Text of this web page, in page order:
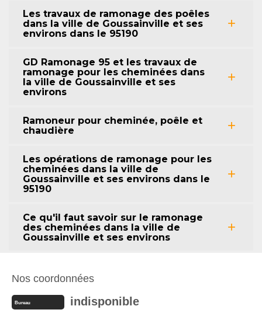
Les travaux de ramonage des poêles
dans la ville de Goussainville et ses
environs dans le 95190
GD Ramonage 95 et les travaux de
ramonage pour les cheminées dans
la ville de Goussainville et ses
environs
Ramoneur pour cheminée, poêle et
chaudière
Les opérations de ramonage pour les
cheminées dans la ville de
Goussainville et ses environs dans le
95190
Ce qu'il faut savoir sur le ramonage
des cheminées dans la ville de
Goussainville et ses environs
Nos coordonnées
Bureau indisponible